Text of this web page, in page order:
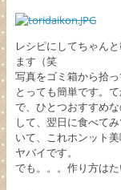
レシピにしてちゃん
ます（笑
写真をゴミ箱から拾
とっても簡単です。
で、ひとつおすすめ
して、翌日に食べて
いて、これホンット美
ヤバイです。
でも。。。作り方は